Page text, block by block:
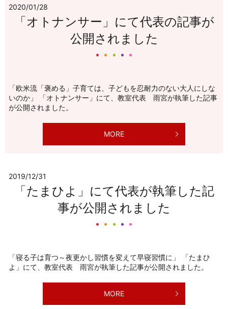
2020/01/28
「オトナンサー」にて代表の記事が
公開されました
「欧米流「褒める」子育ては、子どもを忍耐力のない大人にしな
いのか」 「オトナンサー」にて、教室代表 雨宮が執筆した記事
が公開されました。
MORE
2019/12/31
「たまひよ」にて代表が執筆した記
事が公開されました
「寝る子は育つ～夜更かし習慣を変えて早寝習慣に」 「たまひ
よ」にて、教室代表 雨宮が執筆した記事が公開されました。
MORE